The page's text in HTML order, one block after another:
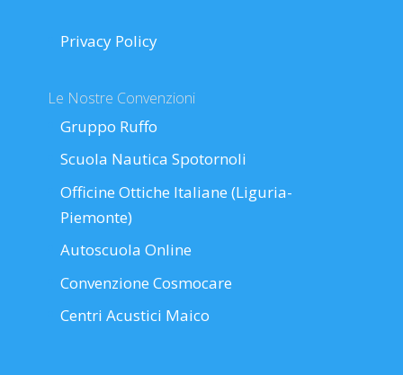
Privacy Policy
Le Nostre Convenzioni
Gruppo Ruffo
Scuola Nautica Spotornoli
Officine Ottiche Italiane (Liguria-
Piemonte)
Autoscuola Online
Convenzione Cosmocare
Centri Acustici Maico